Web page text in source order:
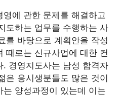
에 관한 문제를 해결하고
도하는 업무를 수행하는 사
를 바탕으로 계획안을 작성
때로는 신규사업에 대한 컨
. 경영지도사는 남성 합격자
은 응시생분들도 많은 것이
양성과정이 있는데 이는